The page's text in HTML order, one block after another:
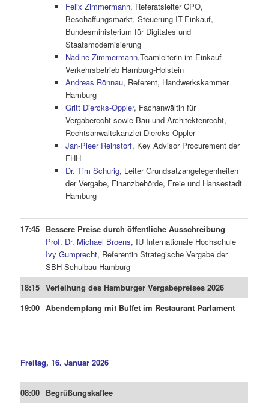
Felix Zimmermann, Referatsleiter CPO,
Beschaffungsmarkt, Steuerung IT-Einkauf,
Bundesministerium für Digitales und
Staatsmodernisierung
Nadine Zimmermann,Teamleiterin im Einkauf
Verkehrsbetrieb Hamburg-Holstein
Andreas Rönnau, Referent, Handwerkskammer
Hamburg
Gritt Diercks-Oppler, Fachanwältin für
Vergaberecht sowie Bau und Architektenrecht,
Rechtsanwaltskanzlei Diercks-Oppler
Jan-Pieer Reinstorf, Key Advisor Procurement der
FHH
Dr. Tim Schurig, Leiter Grundsatzangelegenheiten
der Vergabe, Finanzbehörde, Freie und Hansestadt
Hamburg
17:45 Bessere Preise durch öffentliche Ausschreibung
Prof. Dr. Michael Broens, IU Internationale Hochschule
Ivy Gumprecht, Referentin Strategische Vergabe der
SBH Schulbau Hamburg
18:15 Verleihung des Hamburger Vergabepreises 2026
19:00 Abendempfang mit Buffet im Restaurant Parlament
Freitag, 16. Januar 2026
08:00 Begrüßungskaffee